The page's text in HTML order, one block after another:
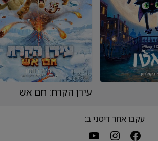
עידן הקרח: חם אש
עקבו אחר דיסני ב: